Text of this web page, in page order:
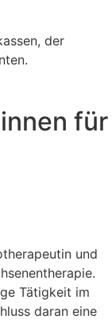
der
für
und
Tätigkeit im
daran eine